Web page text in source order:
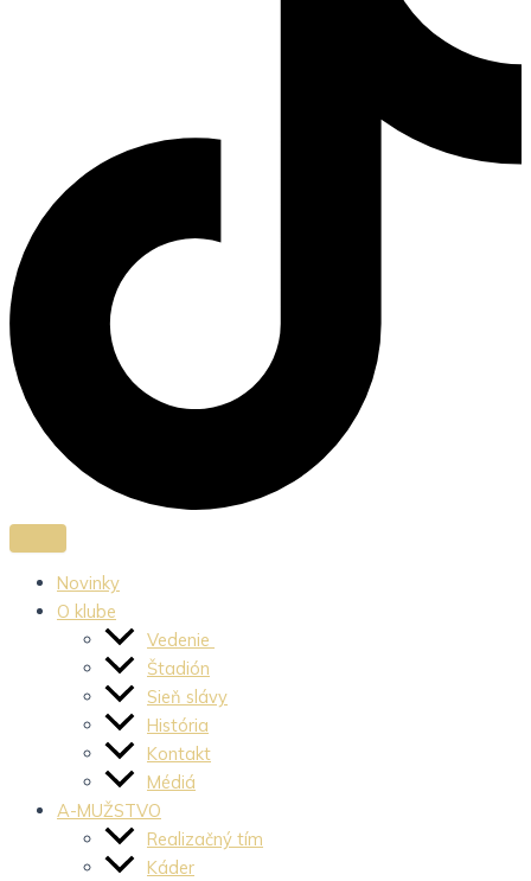
Novinky
O klube
Vedenie
Štadión
Sieň slávy
História
Kontakt
Médiá
A-MUŽSTVO
Realizačný tím
Káder